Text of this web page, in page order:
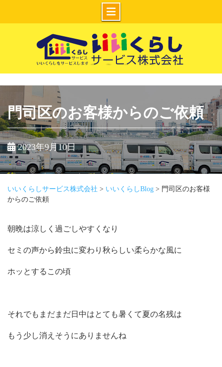
Skip
いいくらしサー
ビス株式会社
門司区のお客様からのご依頼
2023年9月10日
いいくらしサービス株式会社 > いいくらしBlog > 門司区のお客様
からのご依頼
朝晩は涼しく過ごしやすくなり
セミの声から鈴虫に変わり秋らしい柔らかな風に
ホッとするこの頃
それでもまだまだ日中はとても暑くて夏の名残は
もう少し消えそうにありませんね